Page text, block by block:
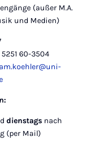
(außer M.A.
und Medien)
5251 60-3504
dienstags nach
(per Mail)